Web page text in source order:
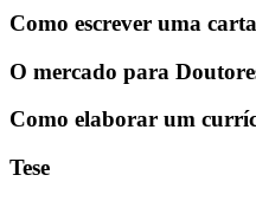
Como escrever uma
O mercado para
Como elaborar um
Tese